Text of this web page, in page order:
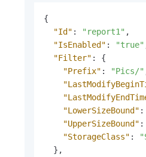
{
"Id" : "report1" ,
"IsEnabled" : "true"
"Filter" :
{
"Prefix" : "Pics/"
"LowerSizeBound" :
"UpperSizeBound" :
"StorageClass" :
} ,